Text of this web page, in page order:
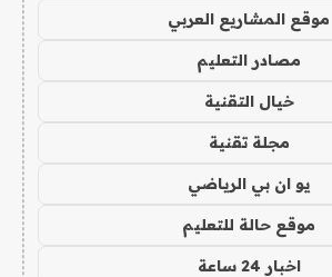
موقع المشاريع العربي
مصادر التعليم
خيال التقنية
مجلة تقنية
يو ان بي الرياضي
موقع حالة للتعليم
اخبار 24 ساعة